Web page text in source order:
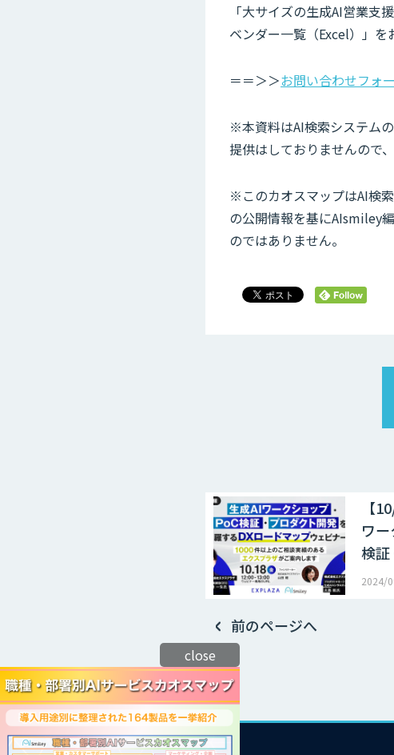
「大サイズの生成AI営業
ベンダー一覧（Excel）」を
＝＝＞＞お問い合わせフォ
※本資料はAI検索システム
提供はしておりませんので
※このカオスマップはAI検
の公開情報を基にAIsmiley
のではありません。
【
ワ
検
2024/
前のページへ
close